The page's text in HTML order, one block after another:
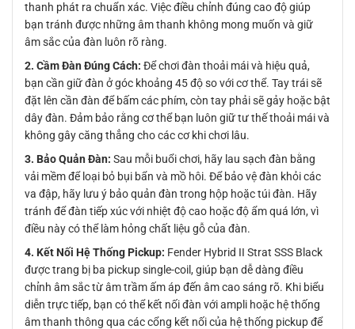
thanh phát ra chuẩn xác. Việc điều chỉnh đúng cao độ giúp
bạn tránh được những âm thanh không mong muốn và giữ
âm sắc của đàn luôn rõ ràng.
2. Cầm Đàn Đúng Cách: Để chơi đàn thoải mái và hiệu quả,
bạn cần giữ đàn ở góc khoảng 45 độ so với cơ thể. Tay trái sẽ
đặt lên cần đàn để bấm các phím, còn tay phải sẽ gảy hoặc bật
dây đàn. Đảm bảo rằng cơ thể bạn luôn giữ tư thế thoải mái và
không gây căng thẳng cho các cơ khi chơi lâu.
3. Bảo Quản Đàn: Sau mỗi buổi chơi, hãy lau sạch đàn bằng
vải mềm để loại bỏ bụi bẩn và mồ hôi. Để bảo vệ đàn khỏi các
va đập, hãy lưu ý bảo quản đàn trong hộp hoặc túi đàn. Hãy
tránh để đàn tiếp xúc với nhiệt độ cao hoặc độ ẩm quá lớn, vì
điều này có thể làm hỏng chất liệu gỗ của đàn.
4. Kết Nối Hệ Thống Pickup: Fender Hybrid II Strat SSS Black
được trang bị ba pickup single-coil, giúp bạn dễ dàng điều
chỉnh âm sắc từ âm trầm ấm áp đến âm cao sáng rõ. Khi biểu
diễn trực tiếp, bạn có thể kết nối đàn với ampli hoặc hệ thống
âm thanh thông qua các cổng kết nối của hệ thống pickup để